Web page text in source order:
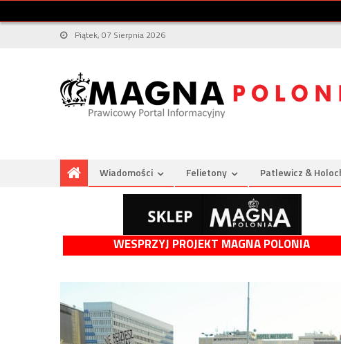
Piątek, 07 Sierpnia 2026
Wiadomości Felietony Patlewicz &
WESPRZYJ PROJEKT MAGNA POLONIA